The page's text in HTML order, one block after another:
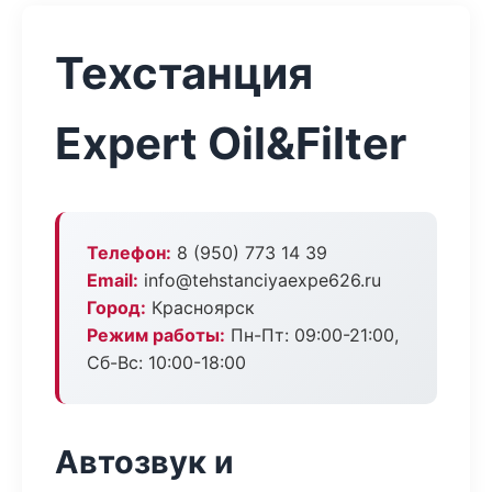
Техстанция
Expert Oil&Filter
Телефон: 8 (950) 773 14 39
Email: info@tehstanciyaexpe626.ru
Город: Красноярск
Режим работы: Пн-Пт: 09:00-21:00,
Сб-Вс: 10:00-18:00
Автозвук и